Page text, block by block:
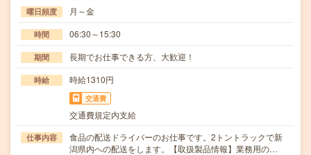
曜日頻度 月～金
時間 06:30～15:30
期間 長期でお仕事できる方、大歓迎！
時給 時給1310円
交通費
交通費規定内支給
仕事内容
食品の配送ドライバーのお仕事です。2トントラックで新
潟県内への配送をします。【取扱製品情報】業務用の…